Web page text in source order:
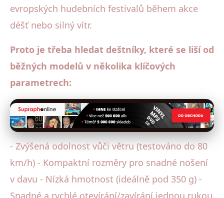
evropských hudebních festivalů během akce
déšť nebo silný vítr.
Proto je třeba hledat deštníky, které se liší od
běžných modelů v několika klíčových
parametrech:
- Zvýšená odolnost vůči větru (testováno do 80
km/h) - Kompaktní rozměry pro snadné nošení
v davu - Nízká hmotnost (ideálně pod 350 g) -